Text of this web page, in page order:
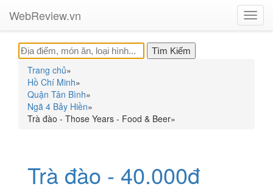
WebReview.vn
Trang chủ»
Hồ Chí Minh»
Quận Tân Bình»
Ngã 4 Bảy Hiền»
Trà đào - Those Years - Food & Beer»
Trà đào - 40.000đ